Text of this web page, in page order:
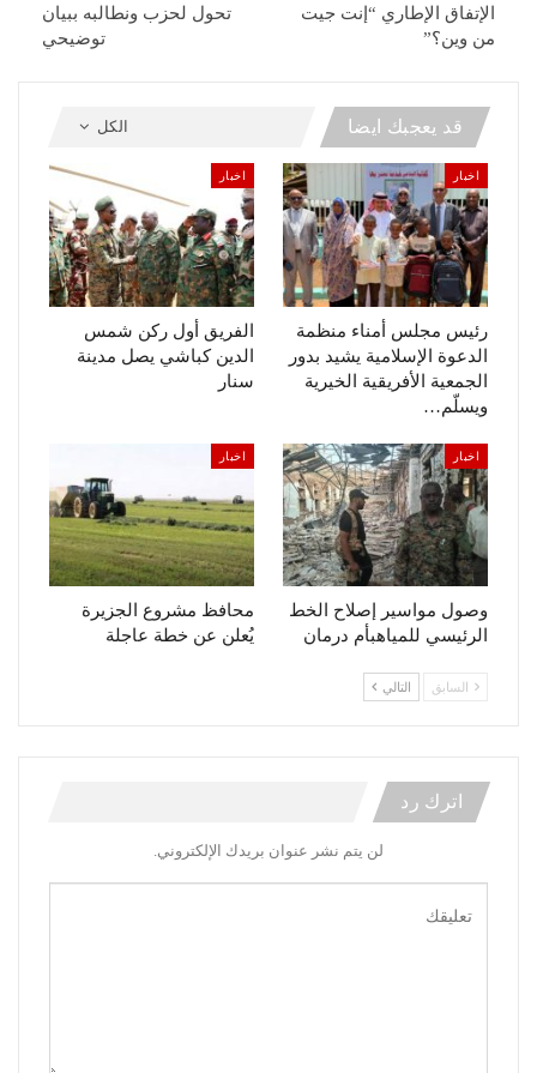
الإتفاق الإطاري “إنت جيت
من وين؟”
تحول لحزب ونطالبه ببيان
توضيحي
الكل قد يعجبك ايضا
اخبار
رئيس مجلس أمناء منظمة
الدعوة الإسلامية يشيد بدور
الجمعية الأفريقية الخيرية
ويسلّم…
اخبار
الفريق أول ركن شمس
الدين كباشي يصل مدينة
سنار
اخبار
وصول مواسير إصلاح الخط
الرئيسي للمياهبأم درمان
اخبار
محافظ مشروع الجزيرة
يُعلن عن خطة عاجلة
السابق التالي
اترك رد
لن يتم نشر عنوان بريدك الإلكتروني.